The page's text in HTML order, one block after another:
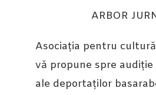
ARBOR
Asociația pentru
vă propune spre
ale deportaților